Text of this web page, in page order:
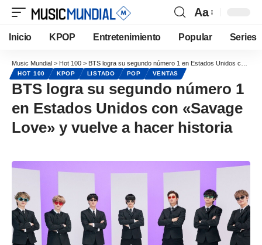
Aa
Inicio KPOP Entretenimiento Popular Series
Music Mundial > Hot 100 > BTS logra su segundo número 1 en Estados Unidos con «Savage Love» y vuelve a hacer historia
HOT 100 KPOP LISTADO POP VENTAS
BTS logra su segundo número 1
en Estados Unidos con «Savage
Love» y vuelve a hacer historia